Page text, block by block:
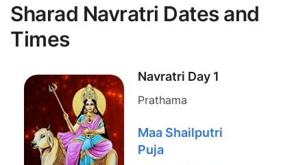
Sharad Navratri Dates and
Times
Navratri Day 1
Prathama
Maa Shailputri
Puja